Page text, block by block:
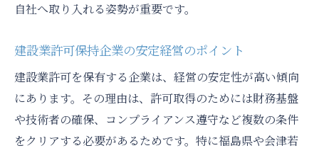
自社へ取り入れる姿勢が重要です。
建設業許可保持企業の安定経営のポイント
建設業許可を保有する企業は、経営の安定性が高い傾向
にあります。その理由は、許可取得のためには財務基盤
や技術者の確保、コンプライアンス遵守など複数の条件
をクリアする必要があるためです。特に福島県や会津若